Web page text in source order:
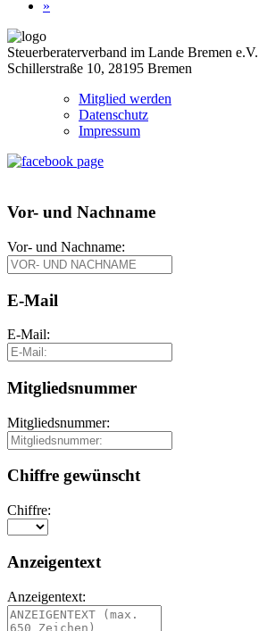
»
Steuerberaterverband im Lande Bremen e.V.
Schillerstraße 10, 28195 Bremen
Mitglied werden
Datenschutz
Impressum
Vor- und Nachname
Vor- und Nachname:
E-Mail
E-Mail:
Mitgliedsnummer
Mitgliedsnummer:
Chiffre gewünscht
Chiffre:
Anzeigentext
Anzeigentext: